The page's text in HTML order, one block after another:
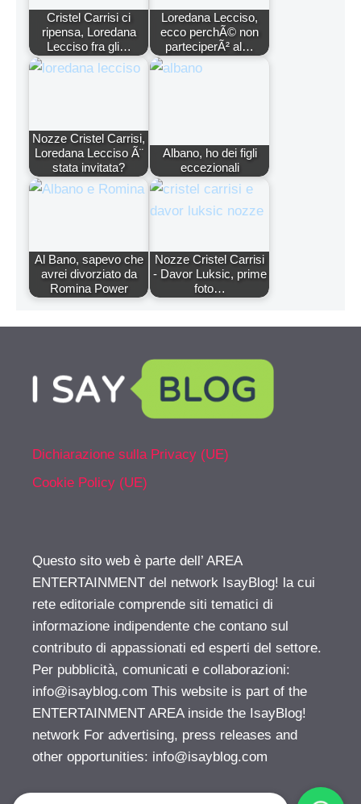
Cristel Carrisi ci
ripensa, Loredana
Lecciso fra gli…
Loredana Lecciso,
ecco perchÃ© non
parteciperÃ² al…
Nozze Cristel Carrisi,
Loredana Lecciso Ã¨
stata invitata?
Albano, ho dei figli
eccezionali
Al Bano, sapevo che
avrei divorziato da
Romina Power
Nozze Cristel Carrisi
- Davor Luksic, prime
foto…
Dichiarazione sulla Privacy (UE)
Cookie Policy (UE)
Questo sito web è parte dell’ AREA
ENTERTAINMENT del network IsayBlog! la cui
rete editoriale comprende siti tematici di
informazione indipendente che contano sul
contributo di appassionati ed esperti del settore.
Per pubblicità, comunicati e collaborazioni:
info@isayblog.com This website is part of the
ENTERTAINMENT AREA inside the IsayBlog!
network For advertising, press releases and
other opportunities: info@isayblog.com